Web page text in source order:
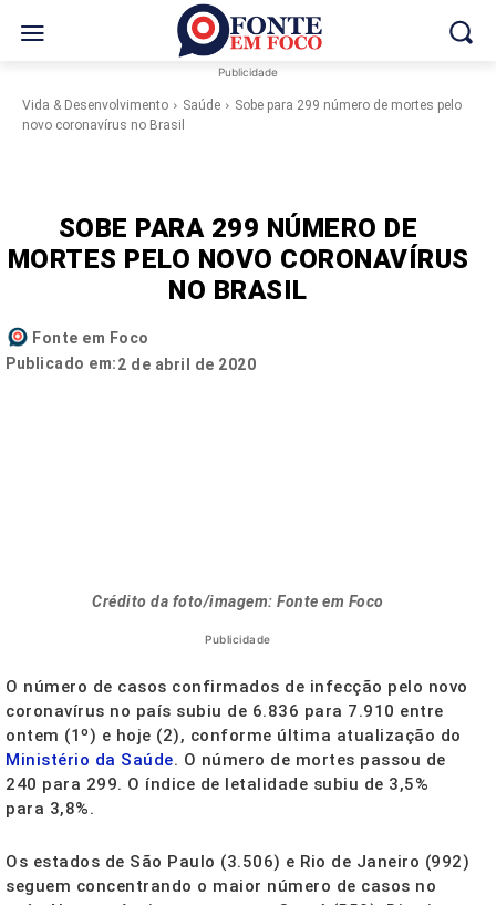
Publicidade
Vida & Desenvolvimento Saúde
Sobe para 299 número de mortes pelo
novo coronavírus no Brasil
SOBE PARA 299 NÚMERO DE
MORTES PELO NOVO CORONAVÍRUS
NO BRASIL
Fonte em Foco
Publicado em:2 de abril de 2020
Crédito da foto/imagem: Fonte em Foco
Publicidade
O número de casos confirmados de infecção pelo novo
coronavírus no país subiu de 6.836 para 7.910 entre
ontem (1º) e hoje (2), conforme última atualização do
Ministério da Saúde. O número de mortes passou de
240 para 299. O índice de letalidade subiu de 3,5%
para 3,8%.
Os estados de São Paulo (3.506) e Rio de Janeiro (992)
seguem concentrando o maior número de casos no